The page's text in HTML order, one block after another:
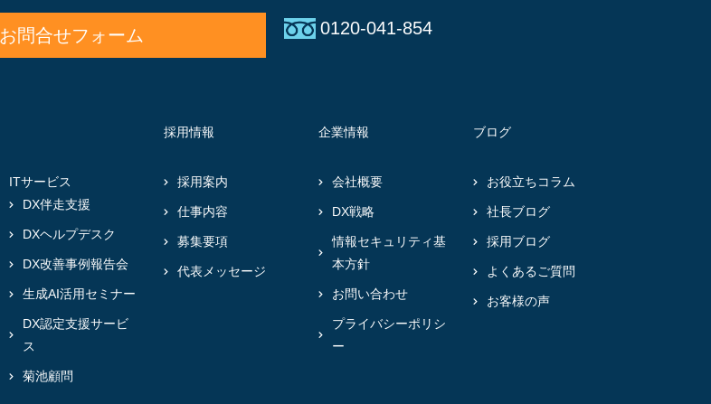
お問合せフォーム 0120-041-854
ITサービス
DX伴走支援
DXヘルプデスク
DX改善事例報告会
生成AI活用セミナー
DX認定支援サービ
ス
菊池顧問
採用情報
採用案内
仕事内容
募集要項
代表メッセージ
企業情報
会社概要
DX戦略
情報セキュリティ基
本方針
お問い合わせ
プライバシーポリシ
ー
ブログ
お役立ちコラム
社長ブログ
採用ブログ
よくあるご質問
お客様の声